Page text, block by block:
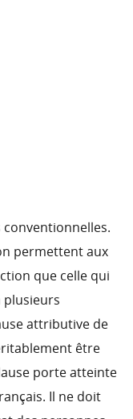
permettent aux
que celle qui
plusieurs
attributive de
être
porte atteinte
Il ne doit